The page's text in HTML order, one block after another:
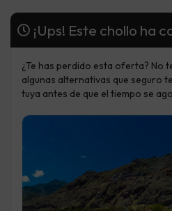
¡Ups! Este chollo ha
¿Te has perdido esta oferta? No
algunas alternativas que seguro
tuya antes de que el tiempo se